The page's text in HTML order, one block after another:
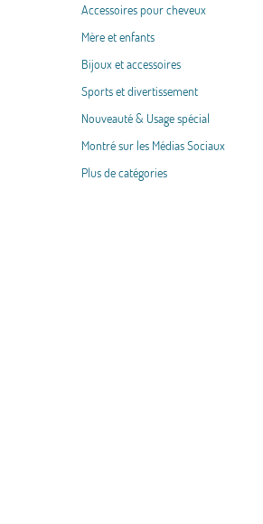
Accessoires pour cheveux
Mère et enfants
Bijoux et accessoires
Sports et divertissement
Nouveauté & Usage spécial
Montré sur les Médias Sociaux
Plus de catégories